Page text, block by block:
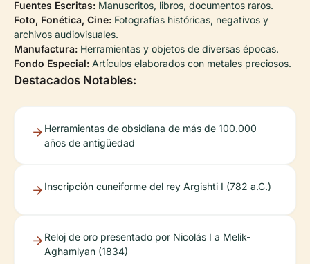
Fuentes Escritas: Manuscritos, libros, documentos raros.
Foto, Fonética, Cine: Fotografías históricas, negativos y
archivos audiovisuales.
Manufactura: Herramientas y objetos de diversas épocas.
Fondo Especial: Artículos elaborados con metales preciosos.
Destacados Notables:
Herramientas de obsidiana de más de 100.000
años de antigüedad
Inscripción cuneiforme del rey Argishti I (782 a.C.)
Reloj de oro presentado por Nicolás I a Melik-
Aghamlyan (1834)